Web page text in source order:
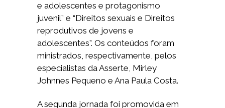
e adolescentes e protagonismo
juvenil” e “Direitos sexuais e Direitos
reprodutivos de jovens e
adolescentes”. Os conteúdos foram
ministrados, respectivamente, pelos
especialistas da Asserte, Mirley
Johnnes Pequeno e Ana Paula Costa.
A segunda jornada foi promovida em